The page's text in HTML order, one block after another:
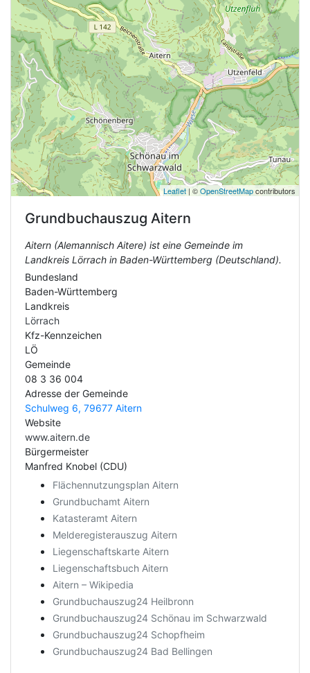
Leaflet | ©OpenStreetMapcontributors
Grundbuchauszug Aitern
Aitern (Alemannisch Aitere) ist eine Gemeinde im
Landkreis Lörrach in Baden-Württemberg (Deutschland).
Bundesland
Baden-Württemberg
Landkreis
Lörrach
Kfz-Kennzeichen
LÖ
Gemeinde
08 3 36 004
Adresse der Gemeinde
Schulweg 6, 79677 Aitern
Website
www.aitern.de
Bürgermeister
Manfred Knobel (CDU)
Flächennutzungsplan Aitern
Grundbuchamt Aitern
Katasteramt Aitern
Melderegisterauszug Aitern
Liegenschaftskarte Aitern
Liegenschaftsbuch Aitern
Aitern – Wikipedia
Grundbuchauszug24 Heilbronn
Grundbuchauszug24 Schönau im Schwarzwald
Grundbuchauszug24 Schopfheim
Grundbuchauszug24 Bad Bellingen